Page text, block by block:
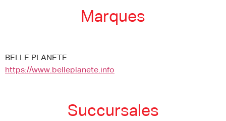
Marques
BELLE PLANETE
https://www.belleplanete.info
Succursales